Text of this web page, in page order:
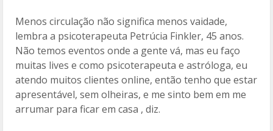
Menos circulação não significa menos vaidade,
lembra a psicoterapeuta Petrúcia Finkler, 45 anos.
Não temos eventos onde a gente vá, mas eu faço
muitas lives e como psicoterapeuta e astróloga, eu
atendo muitos clientes online, então tenho que estar
apresentável, sem olheiras, e me sinto bem em me
arrumar para ficar em casa , diz.